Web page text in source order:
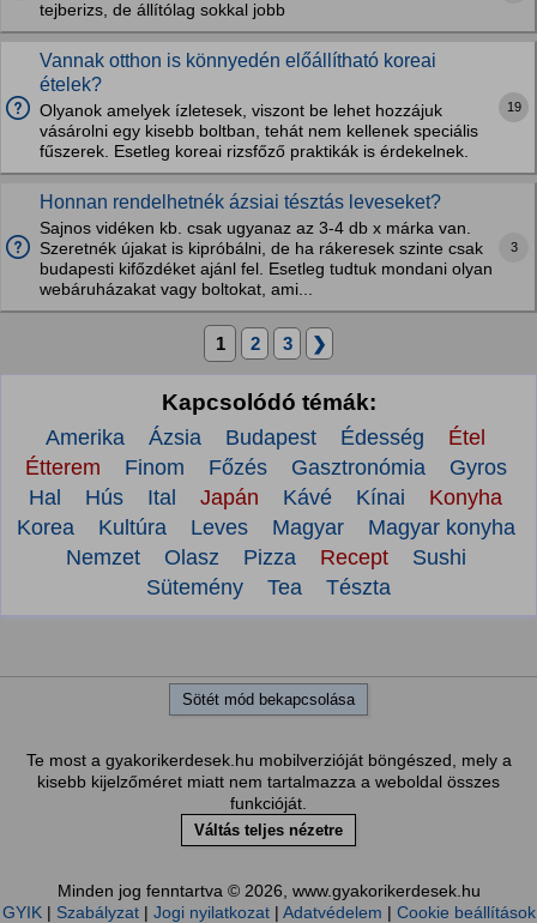
tejberizs, de állítólag sokkal jobb
Vannak otthon is könnyedén előállítható koreai
ételek?
Olyanok amelyek ízletesek, viszont be lehet hozzájuk
vásárolni egy kisebb boltban, tehát nem kellenek speciális
fűszerek. Esetleg koreai rizsfőző praktikák is érdekelnek.
19
Honnan rendelhetnék ázsiai tésztás leveseket?
Sajnos vidéken kb. csak ugyanaz az 3-4 db x márka van.
Szeretnék újakat is kipróbálni, de ha rákeresek szinte csak
budapesti kifőzdéket ajánl fel. Esetleg tudtuk mondani olyan
webáruházakat vagy boltokat, ami...
3
1 2 3 ❯
Kapcsolódó témák:
Amerika Ázsia Budapest Édesség
Étel
Étterem
Finom Főzés Gasztronómia
Gyros
Hal
Hús Ital Japán Kávé Kínai
Konyha
Korea
Kultúra Leves Magyar
Magyar konyha
Nemzet
Olasz Pizza Recept
Sushi
Sütemény
Tea Tészta
Sötét mód bekapcsolása
Te most a gyakorikerdesek.hu mobilverzióját böngészed, mely a
kisebb kijelzőméret miatt nem tartalmazza a weboldal összes
funkcióját.
Váltás teljes nézetre
Minden jog fenntartva © 2026, www.gyakorikerdesek.hu
GYIK| Szabályzat| Jogi nyilatkozat| Adatvédelem | Cookie beállítások